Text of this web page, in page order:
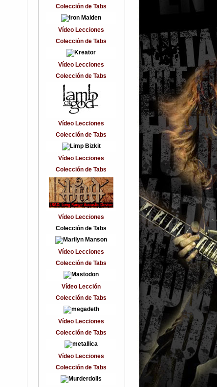
Colección de Tabs
Vídeo Lecciones
Colección de Tabs
Vídeo Lecciones
Colección de Tabs
Vídeo Lecciones
Colección de Tabs
Vídeo Lecciones
Colección de Tabs
Vídeo Lecciones
Colección de Tabs
Vídeo Lecciones
Colección de Tabs
Vídeo Lección
Colección de Tabs
Vídeo Lecciones
Colección de Tabs
Vídeo Lecciones
Colección de Tabs